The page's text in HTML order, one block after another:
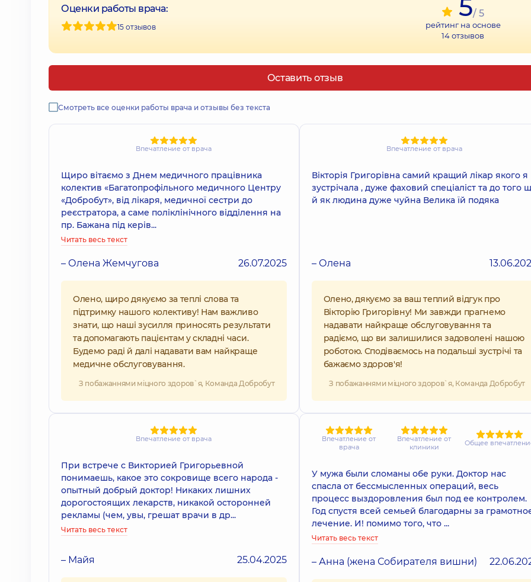
Оценки работы врача:
15 отзывов
5/ 5
рейтинг на основе
14отзывов
Оставить отзыв
Смотреть все оценки работы врача и отзывы без текста
Впечатление от врача
Щиро вітаємо з Днем медичного працівника
колектив «Багатопрофільного медичного Центру
«Добробут», від лікаря, медичної сестри до
реєстратора, а саме поліклінічного відділення на
пр. Бажана під керів...
Читать весь текст
– Олена Жемчугова 26.07.2025
Олено, щиро дякуємо за теплі слова та
підтримку нашого колективу! Нам важливо
знати, що наші зусилля приносять результати
та допомагають пацієнтам у складні часи.
Будемо раді й далі надавати вам найкраще
медичне обслуговування.
З побажаннями міцного здоров`я, Команда Добробут
Впечатление от врача
Вікторія Григорівна самий кращий лікар якого я
зустрічала , дуже фаховий спеціаліст та до того
й як людина дуже чуйна Велика їй подяка
– Олена
Олено, дякуємо за ваш теплий відгук про
Вікторію Григорівну! Ми завжди прагнемо
надавати найкраще обслуговування та
радіємо, що ви залишилися задоволені нашою
роботою. Сподіваємось на подальші зустрічі та
бажаємо здоров'я!
З побажаннями міцного здоров`я, Команда Добробут
Впечатление от врача
При встрече с Викторией Григорьевной
понимаешь, какое это сокровище всего народа -
опытный добрый доктор! Никаких лишних
дорогостоящих лекарств, никакой осторонней
рекламы (чем, увы, грешат врачи в др...
Читать весь текст
– Майя 25.04.2025
Впечатление от
врача
Впечатление от
клиники
Общее
У мужа были сломаны обе руки. Доктор нас
спасла от бессмысленных операций, весь
процесс выздоровления был под ее контролем.
Год спустя всей семьей благодарны за
лечение. И! помимо того, что ...
Читать весь текст
– Анна (жена Собирателя вишни)